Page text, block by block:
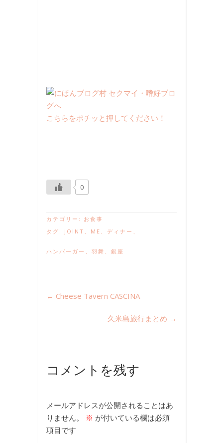
こちらをポチッと押してください！
0
カテゴリー: お食事
タグ: JOINT ME ディナー
ハンバーガー 羽舞 銀座
← Cheese Tavern CASCINA
久米島旅行まとめ →
コメントを残す
メールアドレスが公開されることはあ
りません。
※ が付いている欄は必須
項目です